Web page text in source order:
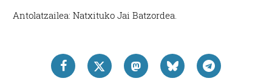
Antolatzailea: Natxituko Jai Batzordea.